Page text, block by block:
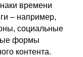
времени
– например,
социальные
формы
контента.